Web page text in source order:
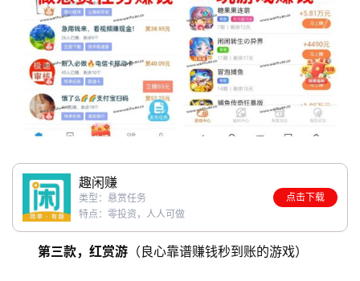
趣闲赚
类型：悬赏任务
特点：零投资，人人可做
点击下载
第三款，红赏游 （良心靠谱赚钱秒到账的游戏）